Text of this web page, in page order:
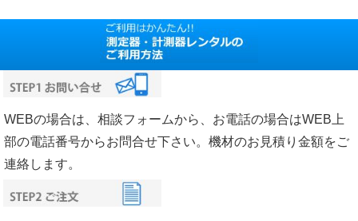
WEBの場合は、相談フォームから、お電話の場合はWEB上
部の電話番号からお問合せ下さい。機材のお見積り金額をご
連絡します。